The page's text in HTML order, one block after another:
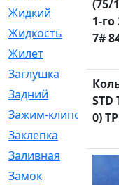
Жидкий
Жидкость
Жилет
Заглушка
Задний
Зажим-клипса
Заклепка
Заливная
Замок
(75/
1-
7#
STD
0)